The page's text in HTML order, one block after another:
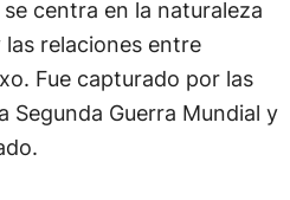
centra en la naturaleza
relaciones entre
Fue capturado por las
Segunda Guerra Mundial y